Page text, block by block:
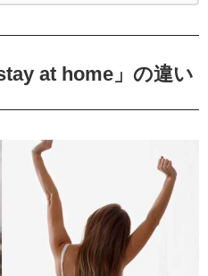
at home」の違い